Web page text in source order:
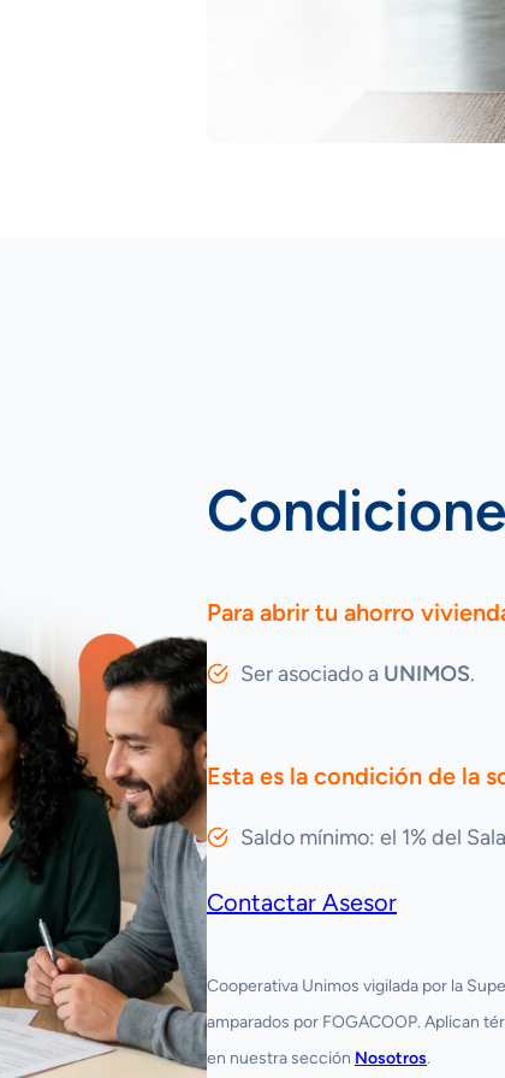
Para abrir tu ahorro
Ser asociado a UNIMOS.
Esta es la condición de la
Saldo mínimo: el 1% del
Contactar Asesor
Cooperativa Unimos vigilada por la
amparados por FOGACOOP. Aplican
en nuestra sección Nosotros.